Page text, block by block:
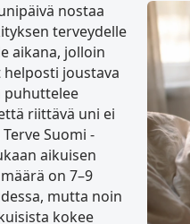
nostaa
terveydelle
aikana, jolloin
joustava
puhuttelee
riittävä uni ei
Suomi -
aikuisen
on 7–9
mutta noin
kokee